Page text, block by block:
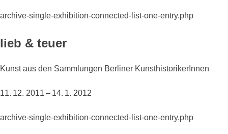
archive-single-exhibition-connected-list-one-entry.php
lieb & teuer
Kunst aus den Sammlungen Berliner KunsthistorikerInnen
11. 12. 2011 – 14. 1. 2012
archive-single-exhibition-connected-list-one-entry.php